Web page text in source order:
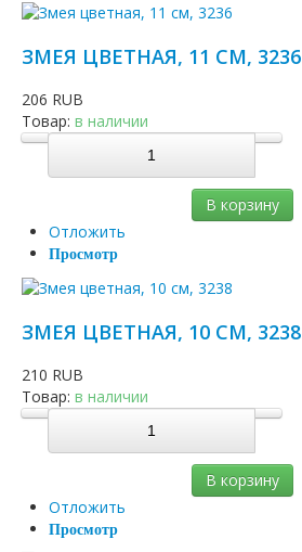
ЗМЕЯ ЦВЕТНАЯ, 11 СМ, 3236
206 RUB
Товар: в наличии
В корзину
Отложить
Просмотр
ЗМЕЯ ЦВЕТНАЯ, 10 СМ, 3238
210 RUB
Товар: в наличии
В корзину
Отложить
Просмотр